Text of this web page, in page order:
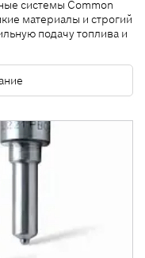
системы Common
материалы и строгий
подачу топлива и